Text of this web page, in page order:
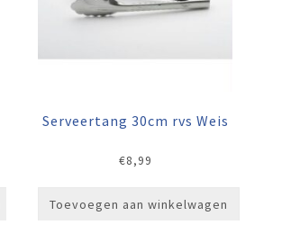
Serveertang 30cm rvs Weis
€8,99
Toevoegen aan winkelwagen